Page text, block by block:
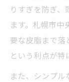
りすぎを防ぎ
ます。札幌市
要な皮脂まで落
という利点が特
また、シンプ